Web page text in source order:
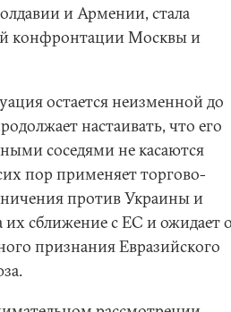
и Армении, стала
конфронтации Москвы и
остается неизменной до
настаивать, что его
соседями не касаются
пор применяет торгово-
против Украины и
их сближение с ЕС и ожидает
признания Евразийского